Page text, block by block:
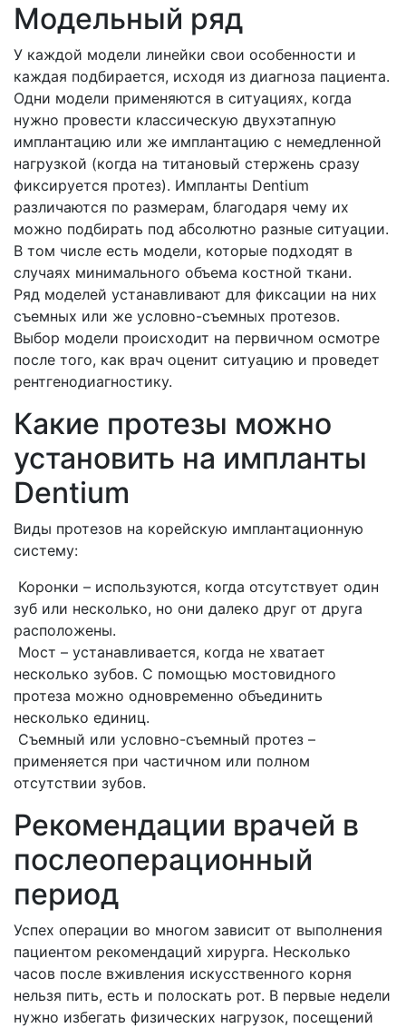
Модельный ряд
У каждой модели линейки свои особенности и
каждая подбирается, исходя из диагноза пациента.
Одни модели применяются в ситуациях, когда
нужно провести классическую двухэтапную
имплантацию или же имплантацию с немедленной
нагрузкой (когда на титановый стержень сразу
фиксируется протез). Импланты Dentium
различаются по размерам, благодаря чему их
можно подбирать под абсолютно разные ситуации.
В том числе есть модели, которые подходят в
случаях минимального объема костной ткани.
Ряд моделей устанавливают для фиксации на них
съемных или же условно-съемных протезов.
Выбор модели происходит на первичном осмотре
после того, как врач оценит ситуацию и проведет
рентгенодиагностику.
Какие протезы можно
установить на импланты
Dentium
Виды протезов на корейскую имплантационную
систему:
Коронки – используются, когда отсутствует один
зуб или несколько, но они далеко друг от друга
расположены.
Мост – устанавливается, когда не хватает
несколько зубов. С помощью мостовидного
протеза можно одновременно объединить
несколько единиц.
Съемный или условно-съемный протез –
применяется при частичном или полном
отсутствии зубов.
Рекомендации врачей в
послеоперационный
период
Успех операции во многом зависит от выполнения
пациентом рекомендаций хирурга. Несколько
часов после вживления искусственного корня
нельзя пить, есть и полоскать рот. В первые недели
нужно избегать физических нагрузок, посещений